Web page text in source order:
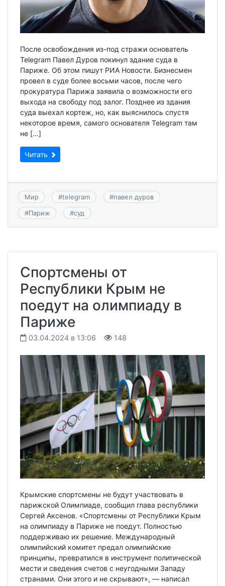
После освобождения из-под стражи основатель
Telegram Павел Дуров покинул здание суда в
Париже. Об этом пишут РИА Новости. Бизнесмен
провел в суде более восьми часов, после чего
прокуратура Парижа заявила о возможности его
выхода на свободу под залог. Позднее из здания
суда выехал кортеж, но, как выяснилось спустя
некоторое время, самого основателя Telegram там
не […]
Читать
Мир #telegram #павел дуров
#Париж #суд
Спортсмены от
Республики Крым не
поедут на олимпиаду в
Париже
03.04.2024 в 13:06 148
Крымские спортсмены не будут участвовать в
парижской Олимпиаде, сообщил глава республики
Сергей Аксенов. «Спортсмены от Республики Крым
на олимпиаду в Париже не поедут. Полностью
поддерживаю их решение. Международный
олимпийский комитет предал олимпийские
принципы, превратился в инструмент политической
мести и сведения счетов с неугодными Западу
странами. Они этого и не скрывают», — написал